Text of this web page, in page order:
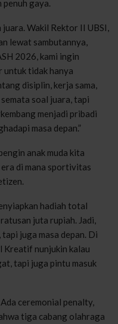
penuh gaya.
juara. Wakil Rektor II UBSI,
lewat sambutannya,
2026, kami ingin
untuk tidak hanya
disiplin, kerja sama,
soal juara, tapi
menjadi pribadi
masa depan.”
anak muda kita
di mana sportivitas
hadiah total
juta rupiah. Jadi,
juga masa depan. Di
Kreatif nunjukin kalau
tapi juga pintu masuk
ceremonial penalty,
tiga cabang olahraga